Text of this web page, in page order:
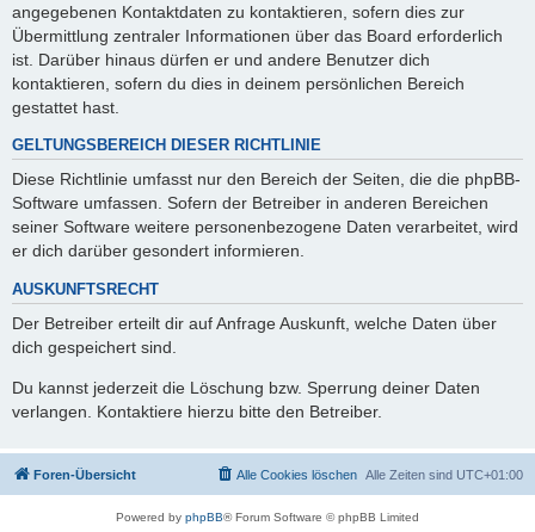
angegebenen Kontaktdaten zu kontaktieren, sofern dies zur
Übermittlung zentraler Informationen über das Board erforderlich
ist. Darüber hinaus dürfen er und andere Benutzer dich
kontaktieren, sofern du dies in deinem persönlichen Bereich
gestattet hast.
GELTUNGSBEREICH DIESER RICHTLINIE
Diese Richtlinie umfasst nur den Bereich der Seiten, die die phpBB-
Software umfassen. Sofern der Betreiber in anderen Bereichen
seiner Software weitere personenbezogene Daten verarbeitet, wird
er dich darüber gesondert informieren.
AUSKUNFTSRECHT
Der Betreiber erteilt dir auf Anfrage Auskunft, welche Daten über
dich gespeichert sind.
Du kannst jederzeit die Löschung bzw. Sperrung deiner Daten
verlangen. Kontaktiere hierzu bitte den Betreiber.
Foren-Übersicht Alle Zeiten sind UTC+01:00
Alle Cookies löschen
Powered by phpBB® Forum Software © phpBB Limited